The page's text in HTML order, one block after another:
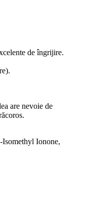
de îngrijire.
are nevoie de
Ionone,